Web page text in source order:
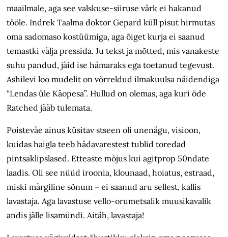
maailmale, aga see valskuse-siiruse värk ei hakanud
tööle. Indrek Taalma doktor Gepard küll pisut hirmutas
oma sadomaso kostüümiga, aga õiget kurja ei saanud
temastki välja pressida. Ju tekst ja mõtted, mis vanakeste
suhu pandud, jäid ise hämaraks ega toetanud tegevust.
Ashilevi loo mudelit on võrreldud ilmakuulsa näidendiga
“Lendas üle Käopesa”. Hullud on olemas, aga kuri õde
Ratched jääb tulemata.
Poisteväe ainus küsitav stseen oli unenägu, visioon,
kuidas haigla teeb hädavarestest tublid toredad
pintsaklipslased. Etteaste mõjus kui agitprop 50ndate
laadis. Oli see nüüd iroonia, klounaad, hoiatus, estraad,
miski märgiline sõnum – ei saanud aru sellest, kallis
lavastaja. Aga lavastuse vello-orumetsalik muusikavalik
andis jälle lisamündi. Aitäh, lavastaja!